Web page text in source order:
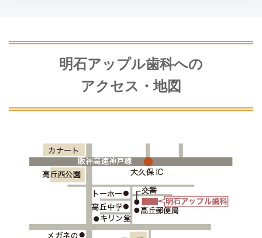
明石アップル歯科への
アクセス・地図